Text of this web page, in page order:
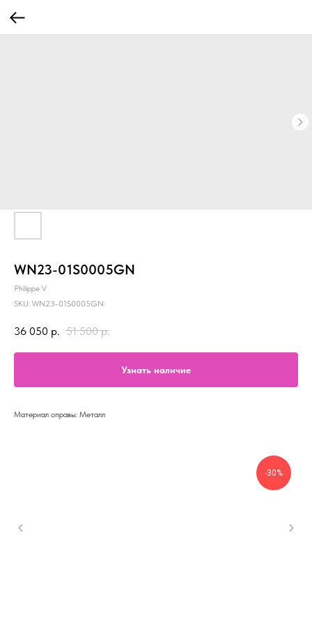
WN23-01S0005GN
Philippe V
SKU: WN23-01S0005GN
36 050 р. 51 500 р.
Узнать наличие
Материал оправы: Металл
-30%